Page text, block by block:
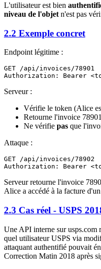
L'utilisateur est bien
niveau de l'objet n'est pas
2.2 Exemple concret
Endpoint légitime :
GET /api/invoices/78901
Serveur :
Vérifie le token (Alice
Retourne l'invoice
Ne vérifie pas que
Attaque :
GET /api/invoices/78902
Serveur retourne l'invoice
Alice a accédé à la facture
2.3 Cas réel - USPS
Une API interne sur usps.com
quel utilisateur USPS via
attaquant authentifié pouvait
Correction Matin 2018 après